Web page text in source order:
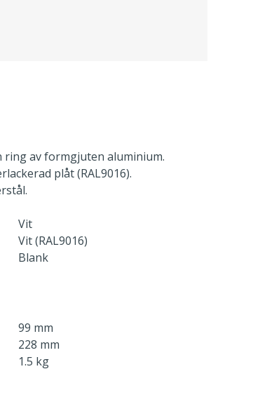
av formgjuten aluminium.
plåt (RAL9016).
Vit
Vit (RAL9016)
Blank
99 mm
228 mm
1.5 kg